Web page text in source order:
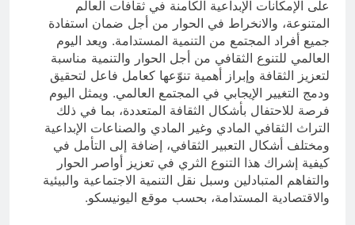
على الإمكانات الإبداعية الكامنة في ثقافات العالم
المتنوعة، والانخراط في الحوار من أجل ضمان استفادة
جميع أفراد المجتمع من التنمية المستدامة. ويعد اليوم
العالمي للتنوع الثقافي من أجل الحوار والتنمية مناسبة
لتعزيز الثقافة وإبراز أهمية تنوّعها كعامل فاعل لتحقيق
ودمج التغيير الإيجابي في المجتمع العالمي. ويمثل اليوم
فرصة للاحتفال بأشكال الثقافة المتعددة، بما في ذلك
التراث الثقافي المادي وغير المادي والصناعات الإبداعية
ومختلف أشكال التعبير الثقافي، إضافة إلى التأمل في
كيفية إشراك هذا التنوع الثري في تعزيز أواصر الحوار
والتفاهم المتبادلين وسبل نقل التنمية الاجتماعية والبيئية
والاقتصادية المستدامة، بحسب موقع اليونيسكو.